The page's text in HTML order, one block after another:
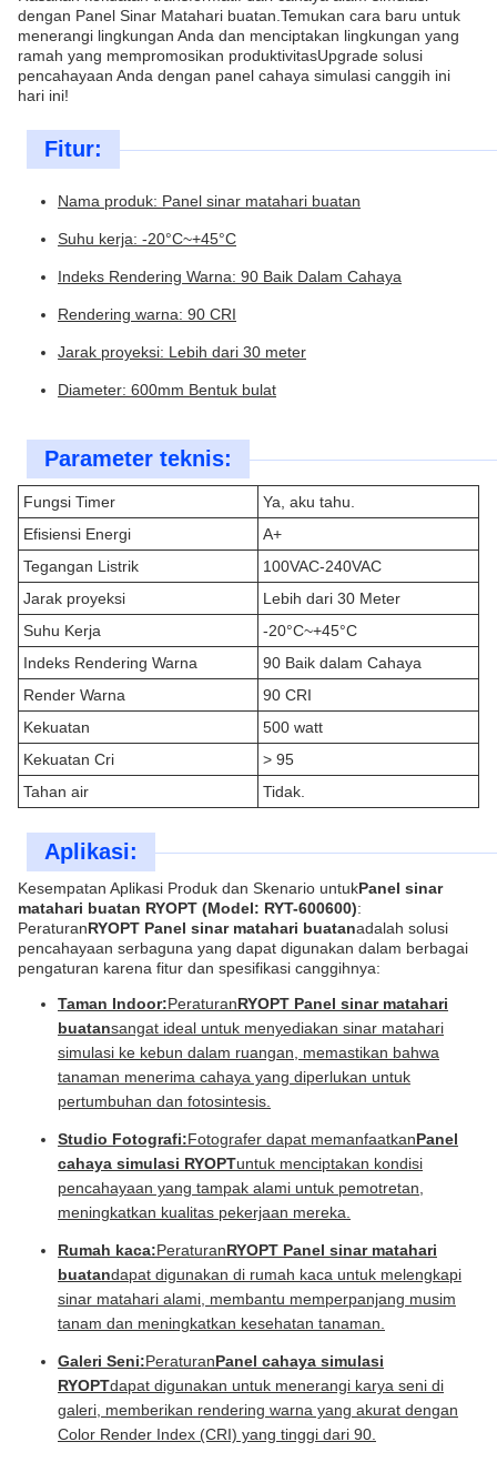
dengan Panel Sinar Matahari buatan.Temukan cara baru untuk
menerangi lingkungan Anda dan menciptakan lingkungan yang
ramah yang mempromosikan produktivitasUpgrade solusi
pencahayaan Anda dengan panel cahaya simulasi canggih ini
hari ini!
Fitur:
Nama produk: Panel sinar matahari buatan
Suhu kerja: -20°C~+45°C
Indeks Rendering Warna: 90 Baik Dalam Cahaya
Rendering warna: 90 CRI
Jarak proyeksi: Lebih dari 30 meter
Diameter: 600mm Bentuk bulat
Parameter teknis:
Fungsi Timer
Ya, aku tahu.
Efisiensi Energi
A+
Tegangan Listrik
100VAC-240VAC
Jarak proyeksi
Lebih dari 30 Meter
Suhu Kerja
-20°C~+45°C
Indeks Rendering Warna
90 Baik dalam Cahaya
Render Warna
90 CRI
Kekuatan
500 watt
Kekuatan Cri
> 95
Tahan air
Tidak.
Aplikasi:
Kesempatan Aplikasi Produk dan Skenario untukPanel sinar
matahari buatan RYOPT (Model: RYT-600600):
PeraturanRYOPT Panel sinar matahari buatanadalah solusi
pencahayaan serbaguna yang dapat digunakan dalam berbagai
pengaturan karena fitur dan spesifikasi canggihnya:
Taman Indoor:PeraturanRYOPT Panel sinar matahari
buatansangat ideal untuk menyediakan sinar matahari
simulasi ke kebun dalam ruangan, memastikan bahwa
tanaman menerima cahaya yang diperlukan untuk
pertumbuhan dan fotosintesis.
Studio Fotografi:Fotografer dapat memanfaatkanPanel
cahaya simulasi RYOPTuntuk menciptakan kondisi
pencahayaan yang tampak alami untuk pemotretan,
meningkatkan kualitas pekerjaan mereka.
Rumah kaca:PeraturanRYOPT Panel sinar matahari
buatandapat digunakan di rumah kaca untuk melengkapi
sinar matahari alami, membantu memperpanjang musim
tanam dan meningkatkan kesehatan tanaman.
Galeri Seni:PeraturanPanel cahaya simulasi
RYOPTdapat digunakan untuk menerangi karya seni di
galeri, memberikan rendering warna yang akurat dengan
Color Render Index (CRI) yang tinggi dari 90.